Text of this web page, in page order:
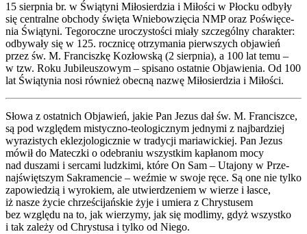
15 sierp­nia br. w Świą­ty­ni Miło­sier­dzia i Miło­ści w Płoc­ku odby­ły
się cen­tral­ne obcho­dy świę­ta Wnie­bo­wzię­cia NMP oraz Poświę­ce­
nia Świą­ty­ni. Tego­rocz­ne uro­czy­sto­ści mia­ły szcze­gól­ny cha­rak­ter:
odby­wa­ły się w 125. rocz­ni­cę otrzy­ma­nia pierw­szych obja­wień
przez św. M. Fran­cisz­kę Kozłow­ską (2 sierp­nia), a 100 lat temu –
w tzw. Roku Jubi­le­uszo­wym – spi­sa­no ostat­nie Obja­wie­nia. Od 100
lat Świą­ty­nia nosi rów­nież obec­ną nazwę Miło­sier­dzia i Miło­ści.
Sło­wa z ostat­nich Obja­wień, jakie Pan Jezus dał św. M. Fran­cisz­ce,
są pod wzglę­dem mistycz­no-teo­lo­gicz­nym jed­ny­mi z naj­bar­dziej
wyra­zi­stych ekle­zjo­lo­gicz­nie w tra­dy­cji maria­wic­kiej. Pan Jezus
mówił do Matecz­ki o ode­bra­niu wszyst­kim kapła­nom mocy
nad dusza­mi i ser­ca­mi ludz­ki­mi, któ­re On Sam – Uta­jo­ny w Prze­
naj­święt­szym Sakra­men­cie – weź­mie w swo­je ręce. Są one nie tyl­ko
zapo­wie­dzią i wyro­kiem, ale utwier­dze­niem w wie­rze i łasce,
iż nasze życie chrze­ści­jań­skie żyje i umie­ra z Chry­stu­sem
bez wzglę­du na to, jak wie­rzy­my, jak się modli­my, gdyż wszyst­ko
i tak zale­ży od Chry­stu­sa i tyl­ko od Nie­go.